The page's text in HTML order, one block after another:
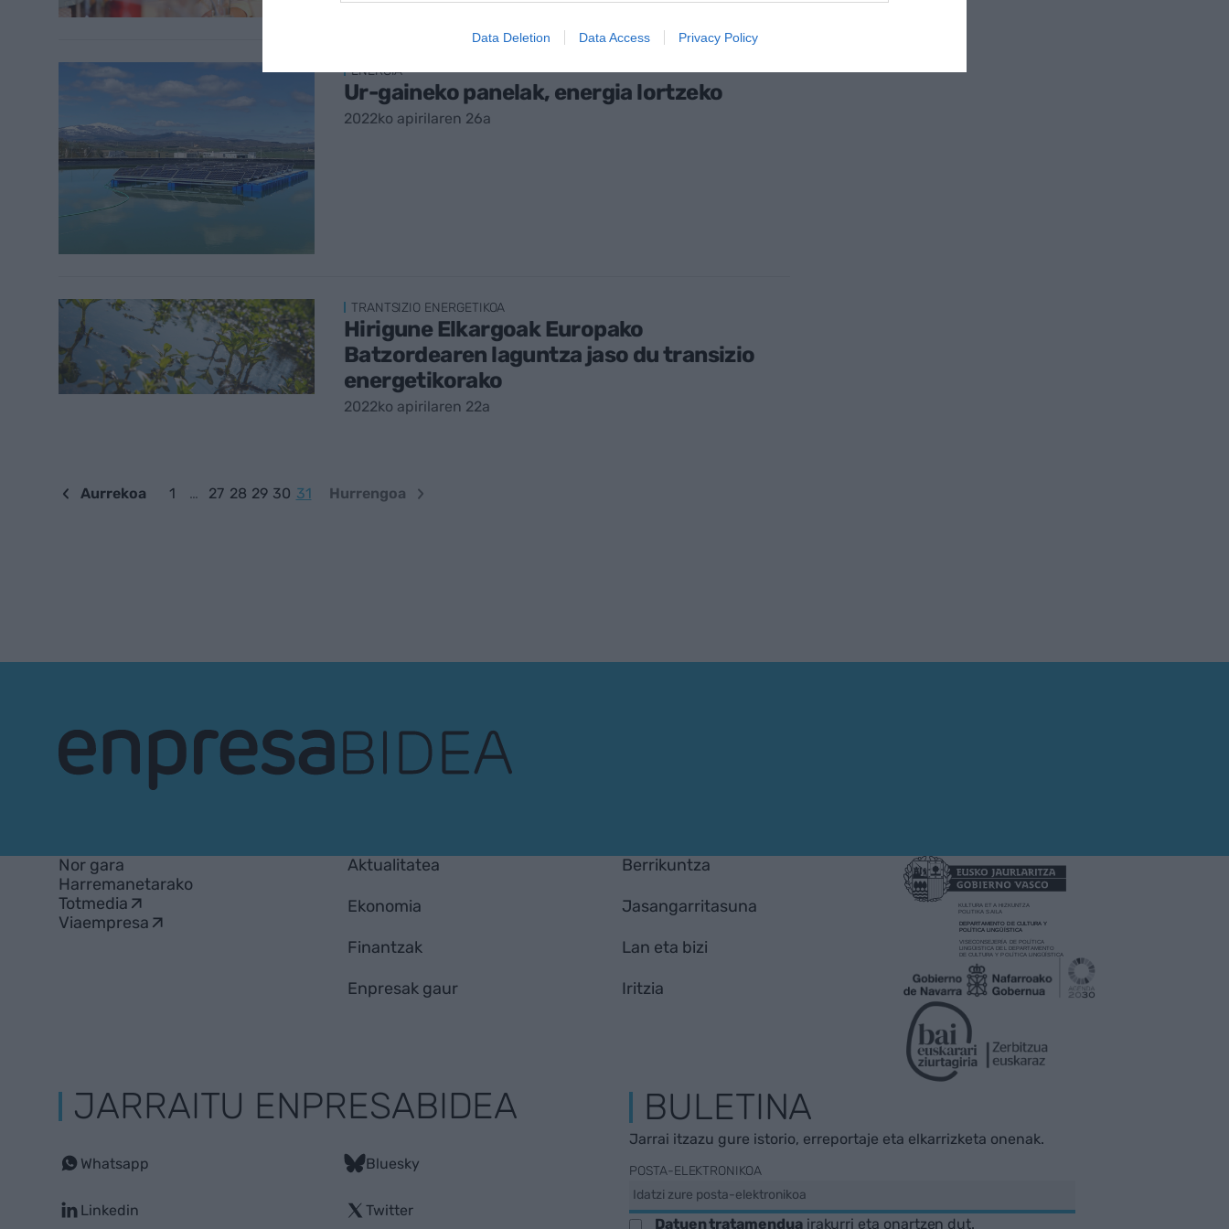
Data Deletion Data Access Privacy Policy
ENERGIA
Ur-gaineko panelak, energia lortzeko
2022ko apirilaren 26a
TRANTSIZIO ENERGETIKOA
Hirigune Elkargoak Europako
Batzordearen laguntza jaso du transizio
energetikorako
2022ko apirilaren 22a
Aurrekoa 1 … 27 28 29 30 31 Hurrengoa
Nor gara
Harremanetarako
Totmedia
Viaempresa
Aktualitatea
Ekonomia
Finantzak
Enpresak gaur
Berrikuntza
Jasangarritasuna
Lan eta bizi
Iritzia
JARRAITU ENPRESABIDEA
Whatsapp
Linkedin
Bluesky
Twitter
BULETINA
Jarrai itzazu gure istorio, erreportaje eta elkarrizketa onenak.
POSTA-ELEKTRONIKOA
Datuen tratamenduairakurri eta onartzen dut.